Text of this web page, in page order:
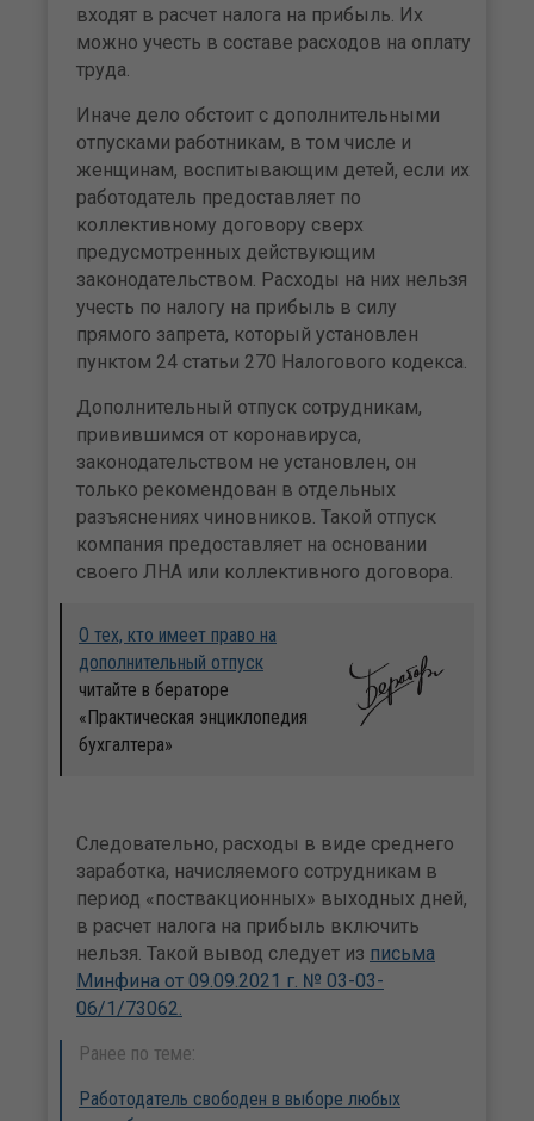
входят в расчет налога на прибыль. Их
можно учесть в составе расходов на оплату
труда.
Иначе дело обстоит с дополнительными
отпусками работникам, в том числе и
женщинам, воспитывающим детей, если их
работодатель предоставляет по
коллективному договору сверх
предусмотренных действующим
законодательством. Расходы на них нельзя
учесть по налогу на прибыль в силу
прямого запрета, который установлен
пунктом 24 статьи 270 Налогового кодекса.
Дополнительный отпуск сотрудникам,
привившимся от коронавируса,
законодательством не установлен, он
только рекомендован в отдельных
разъяснениях чиновников. Такой отпуск
компания предоставляет на основании
своего ЛНА или коллективного договора.
О тех, кто имеет право на
дополнительный отпуск
читайте в бераторе
«Практическая энциклопедия
бухгалтера»
Следовательно, расходы в виде среднего
заработка, начисляемого сотрудникам в
период «поствакционных» выходных дней,
в расчет налога на прибыль включить
нельзя. Такой вывод следует из письма
Минфина от 09.09.2021 г. № 03-03-
06/1/73062.
Ранее по теме:
Работодатель свободен в выборе любых